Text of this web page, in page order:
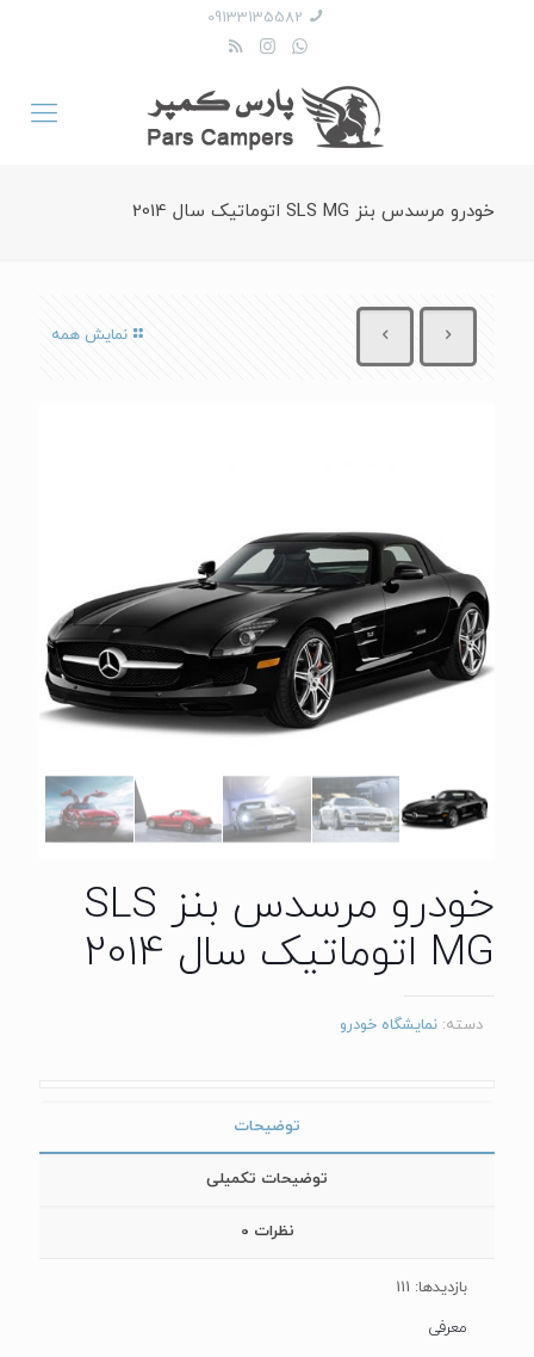
09133135582
خودرو مرسدس بنز SLS MG اتوماتیک سال 2014
نمایش همه
خودرو مرسدس بنز SLS
MG اتوماتیک سال 2014
دسته: نمایشگاه خودرو
توضیحات
توضیحات تکمیلی
نظرات 0
بازدیدها: 111
معرفی